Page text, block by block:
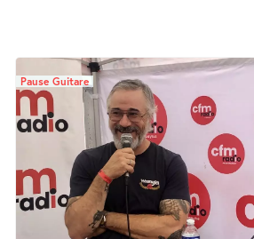
Pause Guitare